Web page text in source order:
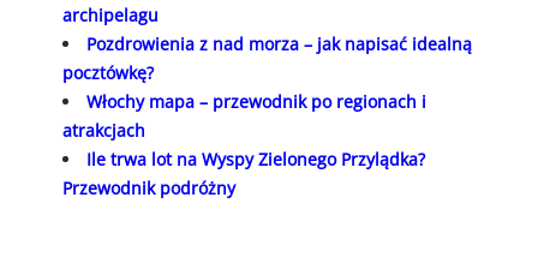
archipelagu
Pozdrowienia z nad morza – jak napisać idealną
pocztówkę?
Włochy mapa – przewodnik po regionach i
atrakcjach
Ile trwa lot na Wyspy Zielonego Przylądka?
Przewodnik podróżny